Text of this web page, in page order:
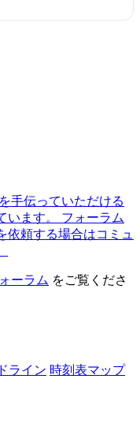
手伝っていただける
います。
フォーラム
依頼する場合はコミュ
ーラム をご覧くださ
ライン 時刻表マップ